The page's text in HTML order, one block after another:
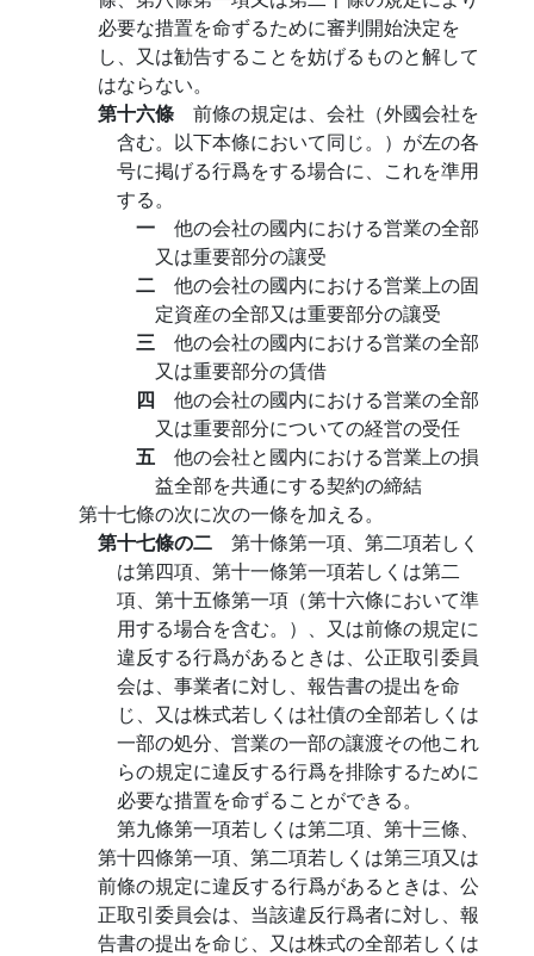
必要な措置を命ずるために審判開始決定を
し、又は勧告することを妨げるものと解して
はならない。
第十六條 前條の規定は、会社（外國会社を
含む。以下本條において同じ。）が左の各
号に掲げる行爲をする場合に、これを準用
する。
一 他の会社の國内における営業の全部
又は重要部分の讓受
二 他の会社の國内における営業上の固
定資産の全部又は重要部分の讓受
三 他の会社の國内における営業の全部
又は重要部分の賃借
四 他の会社の國内における営業の全部
又は重要部分についての経営の受任
五 他の会社と國内における営業上の損
益全部を共通にする契約の締結
第十七條の次に次の一條を加える。
第十七條の二 第十條第一項、第二項若しく
は第四項、第十一條第一項若しくは第二
項、第十五條第一項（第十六條において準
用する場合を含む。）、又は前條の規定に
違反する行爲があるときは、公正取引委員
会は、事業者に対し、報告書の提出を命
じ、又は株式若しくは社債の全部若しくは
一部の処分、営業の一部の讓渡その他これ
らの規定に違反する行爲を排除するために
必要な措置を命ずることができる。
第九條第一項若しくは第二項、第十三條、
第十四條第一項、第二項若しくは第三項又は
前條の規定に違反する行爲があるときは、公
正取引委員会は、当該違反行爲者に対し、報
告書の提出を命じ、又は株式の全部若しくは